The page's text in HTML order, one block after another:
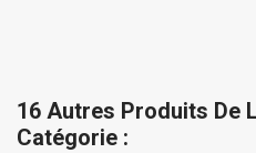
16 Autres Produits De
Catégorie :